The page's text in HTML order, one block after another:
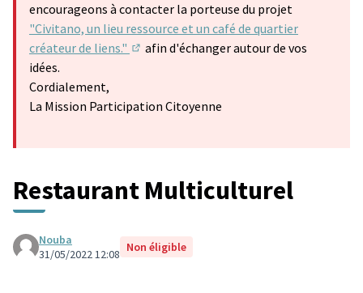
encourageons à contacter la porteuse du projet
"Civitano, un lieu ressource et un café de quartier
créateur de liens."
afin d'échanger autour de vos
idées.
Cordialement,
La Mission Participation Citoyenne
Restaurant Multiculturel
Nouba
31/05/2022 12:08 Non éligible